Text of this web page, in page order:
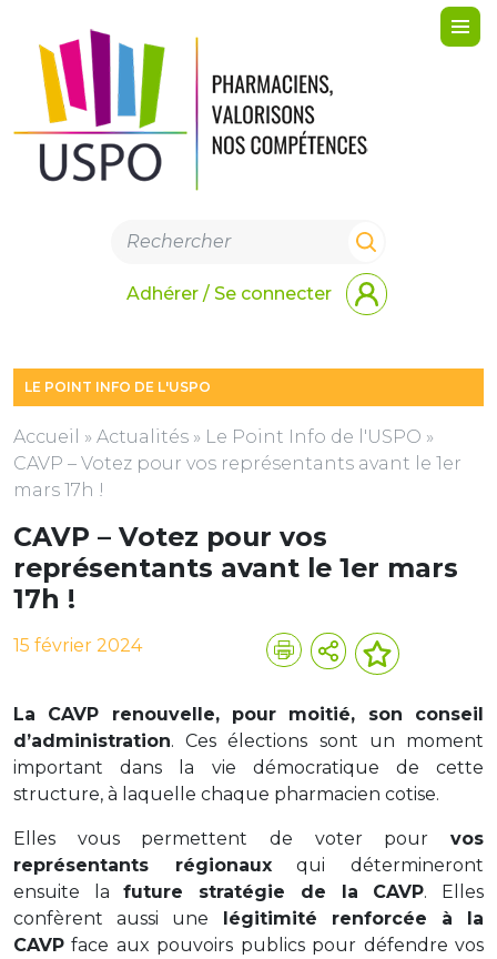
Adhérer / Se connecter
LE POINT INFO DE L'USPO
Accueil » Actualités » Le Point Info de l'USPO »
CAVP – Votez pour vos représentants avant le 1er
mars 17h !
CAVP – Votez pour vos
représentants avant le 1er mars
17h !
15 février 2024
La CAVP renouvelle, pour moitié, son conseil
d’administration. Ces élections sont un moment
important dans la vie démocratique de cette
structure, à laquelle chaque pharmacien cotise.
Elles vous permettent de voter pour vos
représentants régionauxqui détermineront
ensuite lafuture stratégie de la CAVP. Elles
confèrent aussi une légitimité renforcée à la
CAVP face aux pouvoirs publics pour défendre vos